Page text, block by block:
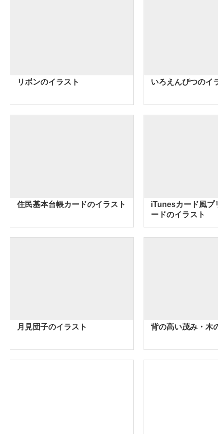
リボンのイラスト いろえんぴつのイ
住民基本台帳カードのイラスト
iTunesカード風プ
ードのイラスト
月見団子のイラスト 背の高い茂み・木